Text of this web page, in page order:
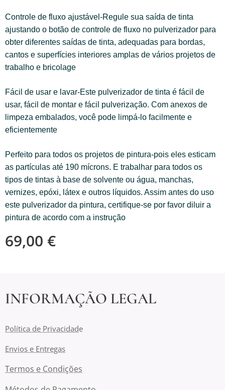
Controle de fluxo ajustável-Regule sua saída de tinta
ajustando o botão de controle de fluxo no pulverizador para
obter diferentes saídas de tinta, adequadas para bordas,
cantos e superfícies interiores amplas de vários projetos de
trabalho e bricolage
Fácil de usar e lavar-Este pulverizador de tinta é fácil de
usar, fácil de montar e fácil pulverização. Com anexos de
limpeza embalados, você pode limpá-lo facilmente e
eficientemente
Perfeito para todos os projetos de pintura-pois eles esticam
as partículas até 190 mícrons. E trabalhar para todos os
tipos de tintas à base de solvente ou água, manchas,
vernizes, epóxi, látex e outros líquidos. Assim antes do uso
este pulverizador da pintura, certifique-se por favor diluir a
pintura de acordo com a instrução
69,00 €
INFORMAÇÃO LEGAL
Política de Privacidade
Envios e Entregas
Termos e Condições